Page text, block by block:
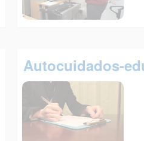
Autocuidados-